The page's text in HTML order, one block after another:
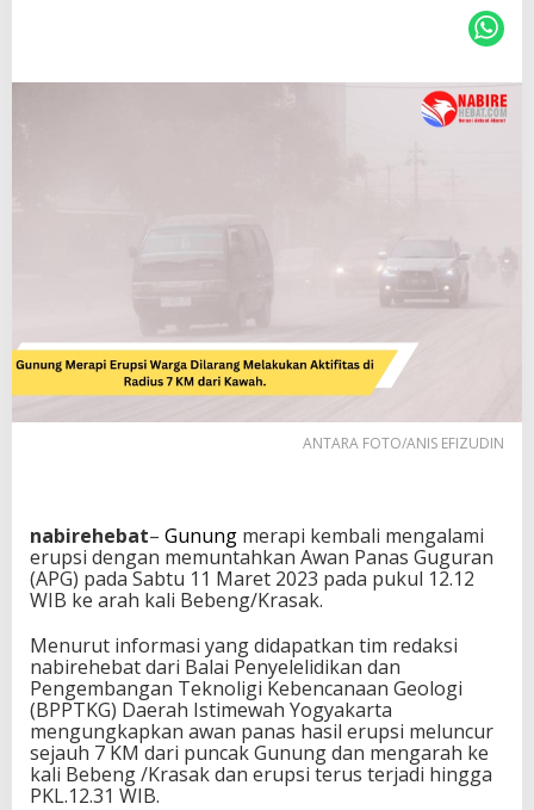
i
n
g
M
e
l
a
n
A
k
i
f
t
a
s
d
ANTARA FOTO/ANIS EFIZUDIN
nabirehebat– Gunung merapi kembali mengalami
erupsi dengan memuntahkan Awan Panas Guguran
(APG) pada Sabtu 11 Maret 2023 pada pukul 12.12
WIB ke arah kali Bebeng/Krasak.
Menurut informasi yang didapatkan tim redaksi
nabirehebat dari Balai Penyelelidikan dan
Pengembangan Teknoligi Kebencanaan Geologi
(BPPTKG) Daerah Istimewah Yogyakarta
mengungkapkan awan panas hasil erupsi meluncur
sejauh 7 KM dari puncak Gunung dan mengarah ke
kali Bebeng /Krasak dan erupsi terus terjadi hingga
PKL.12.31 WIB.